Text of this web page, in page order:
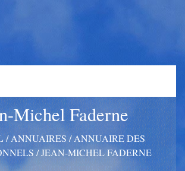
Michel Faderne
/ANNUAIRES /ANNUAIRE DES
/JEAN-MICHEL FADERNE